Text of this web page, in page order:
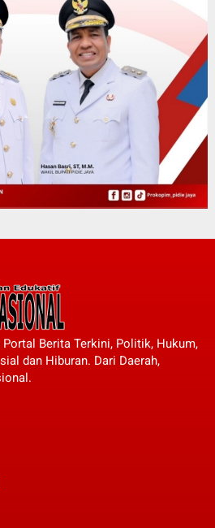
Berita Terkini, Politik, Hukum,
dan Hiburan. Dari Daerah,